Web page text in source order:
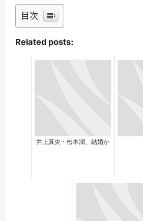
目次
Related posts:
井上真央・松本潤、結婚か